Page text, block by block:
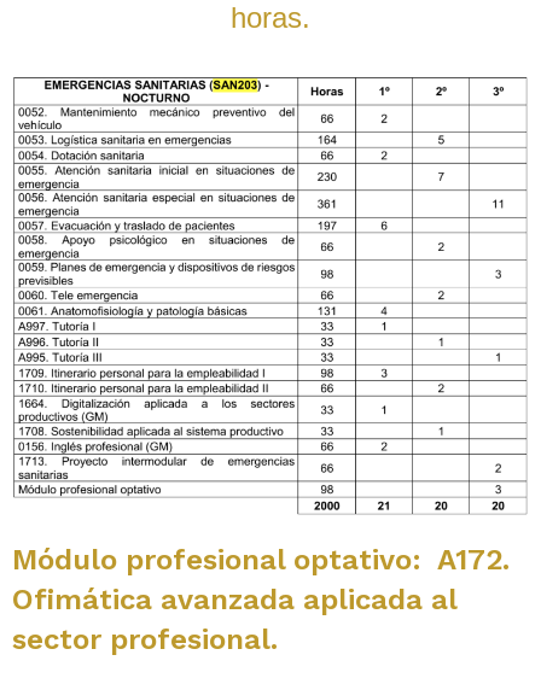
horas.
Módulo profesional optativo: A172.
Ofimática avanzada aplicada al
sector profesional.